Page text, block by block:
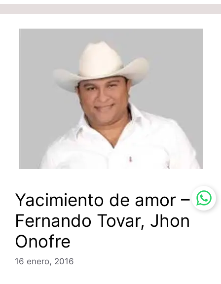
Yacimiento de amor –
Fernando Tovar, Jhon
Onofre
16 enero, 2016